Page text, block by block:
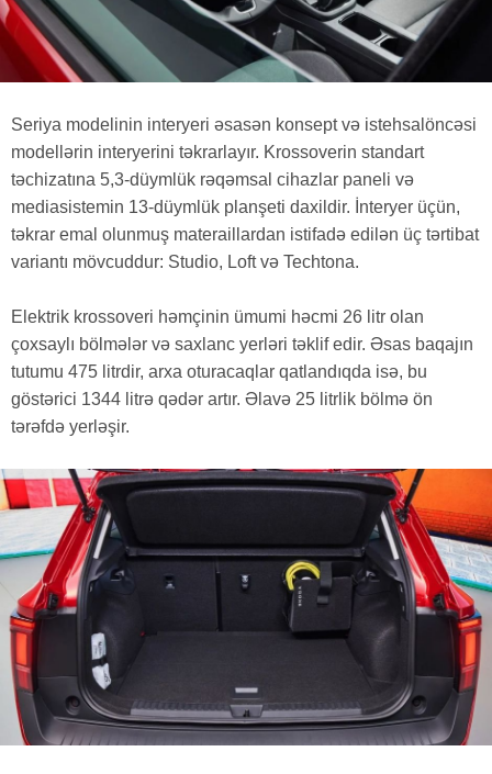
Seriya modelinin interyeri əsasən konsept və istehsalöncəsi
modellərin interyerini təkrarlayır. Krossoverin standart
təchizatına 5,3-düymlük rəqəmsal cihazlar paneli və
mediasistemin 13-düymlük planşeti daxildir. İnteryer üçün,
təkrar emal olunmuş materaillardan istifadə edilən üç tərtibat
variantı mövcuddur: Studio, Loft və Techtona.
Elektrik krossoveri həmçinin ümumi həcmi 26 litr olan
çoxsaylı bölmələr və saxlanc yerləri təklif edir. Əsas baqajın
tutumu 475 litrdir, arxa oturacaqlar qatlandıqda isə, bu
göstərici 1344 litrə qədər artır. Əlavə 25 litrlik bölmə ön
tərəfdə yerləşir.